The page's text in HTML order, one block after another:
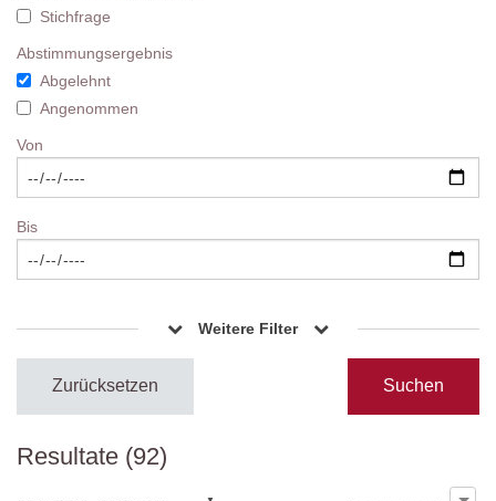
Stichfrage
Abstimmungsergebnis
Abgelehnt
Angenommen
Von
Bis
Weitere Filter
Zurücksetzen
Resultate (92)